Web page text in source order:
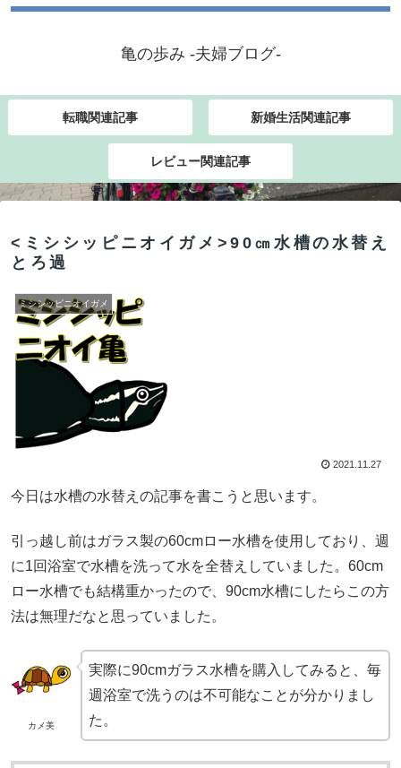
亀の歩み -夫婦ブログ-
転職関連記事 新婚生活関連記事
レビュー関連記事
<ミシシッピニオイガメ>90㎝水槽の水替え
とろ過
ミシシッピニオイガメ
2021.11.27
今日は水槽の水替えの記事を書こうと思います。
引っ越し前はガラス製の60cmロー水槽を使用しており、週
に1回浴室で水槽を洗って水を全替えしていました。60cm
ロー水槽でも結構重かったので、90cm水槽にしたらこの方
法は無理だなと思っていました。
カメ美
実際に90cmガラス水槽を購入してみると、毎
週浴室で洗うのは不可能なことが分かりまし
た。